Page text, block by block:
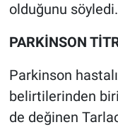
olduğunu söyledi.
PARKİNSON
Parkinson
belirtilerinden
de değinen